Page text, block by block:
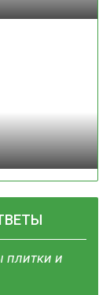
плитки и